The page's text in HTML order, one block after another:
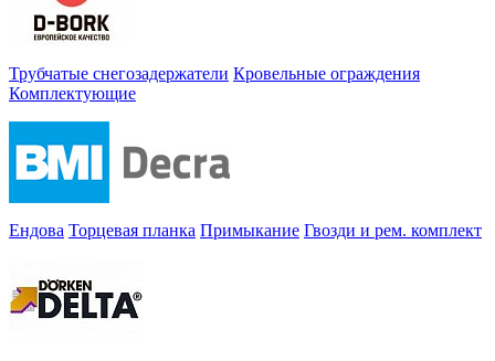
Трубчатые снегозадержатели Кровельные ограждения
Комплектующие
Ендова Торцевая планка Примыкание Гвозди и рем. комплект